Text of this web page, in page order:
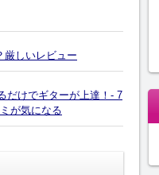
厳しいレビュー
だけでギターが上達！- 7
が気になる